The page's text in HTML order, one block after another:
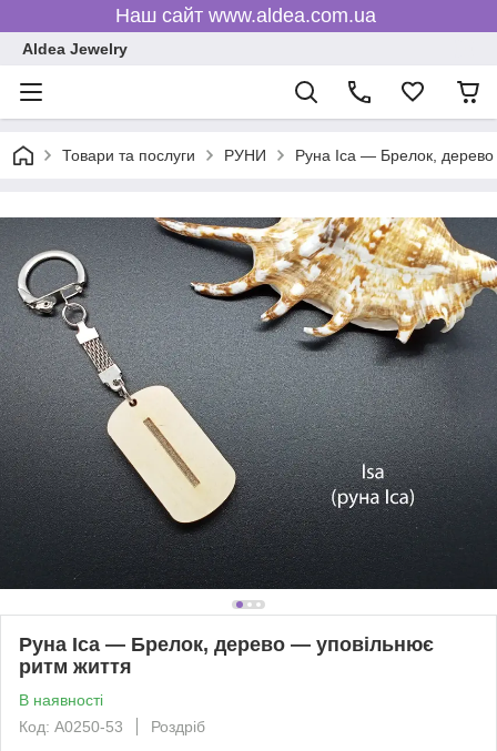
Наш сайт www.aldea.com.ua
Aldea Jewelry
Товари та послуги РУНИ Руна Іса — Брелок,
Руна Іса — Брелок, дерево — уповільнює
ритм життя
В наявності
Код: A0250-53
Роздріб